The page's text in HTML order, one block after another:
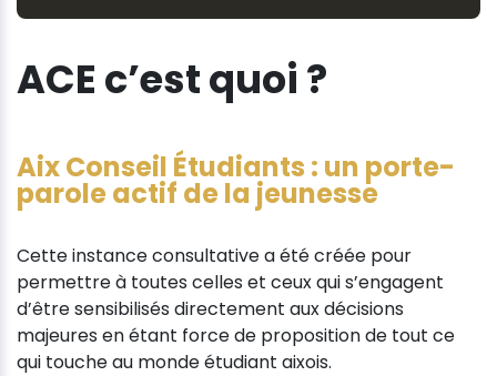
ACE c’est quoi ?
Aix Conseil Étudiants : un porte-
parole actif de la jeunesse
Cette instance consultative a été créée pour
permettre à toutes celles et ceux qui s’engagent
d’être sensibilisés directement aux décisions
majeures en étant force de proposition de tout ce
qui touche au monde étudiant aixois.